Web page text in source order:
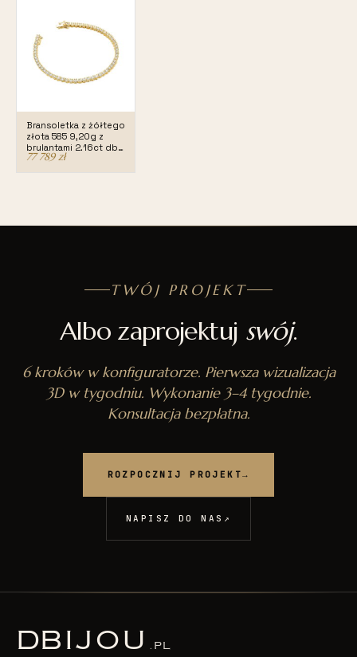
Bransoletka z żółtego
złota 585 9,20g z
brylantami 2,16ct dbj-
32948
77 789zł
TWÓJ PROJEKT
Albo zaprojektuj swój.
6 kroków w konfiguratorze. Pierwsza wizualizacja
3D w tygodniu. Wykonanie 3–4 tygodnie.
Konsultacja bezpłatna.
ROZPOCZNIJ PROJEKT→
NAPISZ DO NAS ↗
DBIJOU .PL